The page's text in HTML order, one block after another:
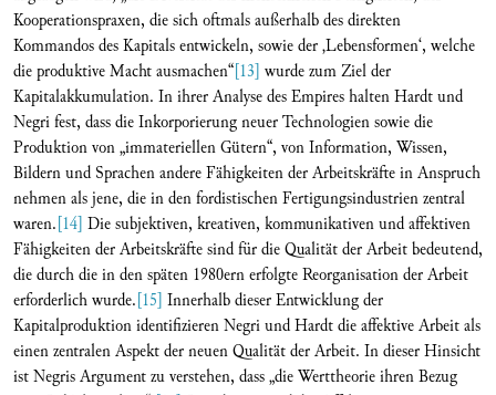
Kooperationspraxen, die sich oftmals außerhalb des direkten
Kommandos des Kapitals entwickeln, sowie der ‚Lebensformen‘, welche
die produktive Macht ausmachen“[13] wurde zum Ziel der
Kapitalakkumulation. In ihrer Analyse des Empires halten Hardt und
Negri fest, dass die Inkorporierung neuer Technologien sowie die
Produktion von „immateriellen Gütern“, von Information, Wissen,
Bildern und Sprachen andere Fähigkeiten der Arbeitskräfte in Anspruch
nehmen als jene, die in den fordistischen Fertigungsindustrien zentral
waren.[14] Die subjektiven, kreativen, kommunikativen und affektiven
Fähigkeiten der Arbeitskräfte sind für die Qualität der Arbeit bedeutend,
die durch die in den späten 1980ern erfolgte Reorganisation der Arbeit
erforderlich wurde.[15] Innerhalb dieser Entwicklung der
Kapitalproduktion identifizieren Negri und Hardt die affektive Arbeit als
einen zentralen Aspekt der neuen Qualität der Arbeit. In dieser Hinsicht
ist Negris Argument zu verstehen, dass „die Werttheorie ihren Bezug